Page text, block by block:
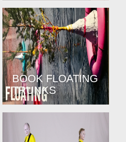
BOOK FLOATING
TRUNKS